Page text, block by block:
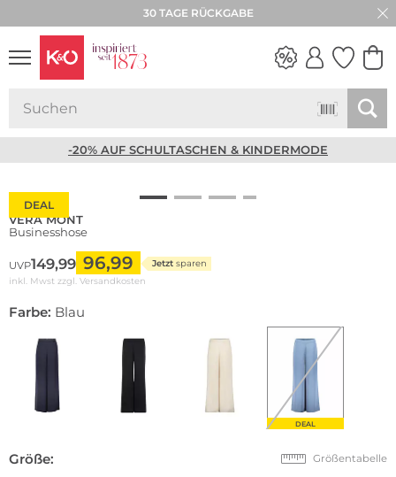
30 TAGE RÜCKGABE
-20% AUF SCHULTASCHEN & KINDERMODE
DEAL
VERA MONT
Businesshose
UVP149,99 96,99 Jetzt sparen
inkl. Mwst zzgl. Versandkosten
Farbe: Blau
DEAL
Größe: Größentabelle